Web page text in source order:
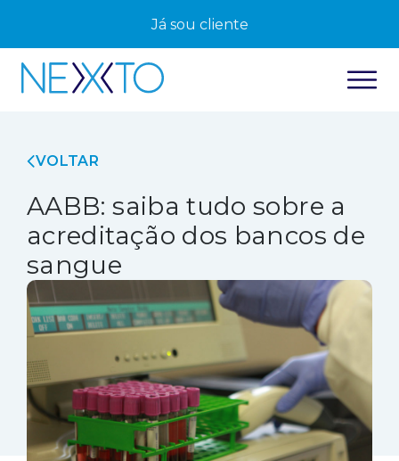
Já sou cliente
VOLTAR
AABB: saiba tudo sobre a
acreditação dos bancos de
sangue